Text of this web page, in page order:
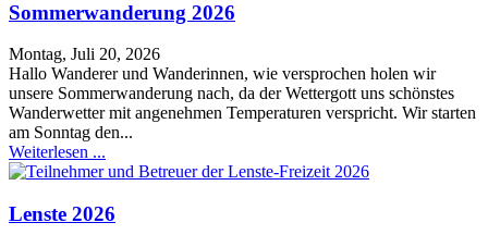
Sommerwanderung 2026
Montag, Juli 20, 2026
Hallo Wanderer und Wanderinnen, wie versprochen holen wir
unsere Sommerwanderung nach, da der Wettergott uns schönstes
Wanderwetter mit angenehmen Temperaturen verspricht. Wir starten
am Sonntag den...
Weiterlesen ...
Lenste 2026